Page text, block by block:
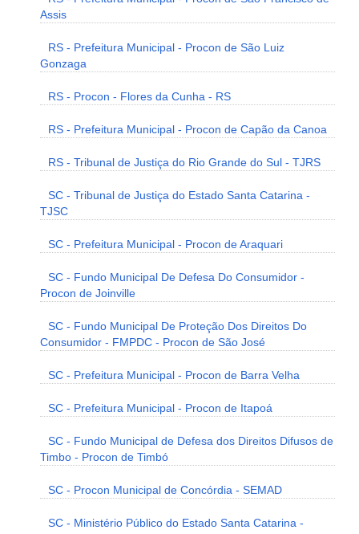
Assis
RS - Prefeitura Municipal - Procon de São Luiz
Gonzaga
RS - Procon - Flores da Cunha - RS
RS - Prefeitura Municipal - Procon de Capão da Canoa
RS - Tribunal de Justiça do Rio Grande do Sul - TJRS
SC - Tribunal de Justiça do Estado Santa Catarina -
TJSC
SC - Prefeitura Municipal - Procon de Araquari
SC - Fundo Municipal De Defesa Do Consumidor -
Procon de Joinville
SC - Fundo Municipal De Proteção Dos Direitos Do
Consumidor - FMPDC - Procon de São José
SC - Prefeitura Municipal - Procon de Barra Velha
SC - Prefeitura Municipal - Procon de Itapoá
SC - Fundo Municipal de Defesa dos Direitos Difusos de
Timbo - Procon de Timbó
SC - Procon Municipal de Concórdia - SEMAD
SC - Ministério Público do Estado Santa Catarina -